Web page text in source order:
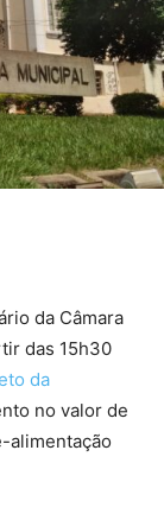
da Câmara
das 15h30
da
no valor de
alimentação